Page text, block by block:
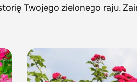
Twojego zielonego raju.